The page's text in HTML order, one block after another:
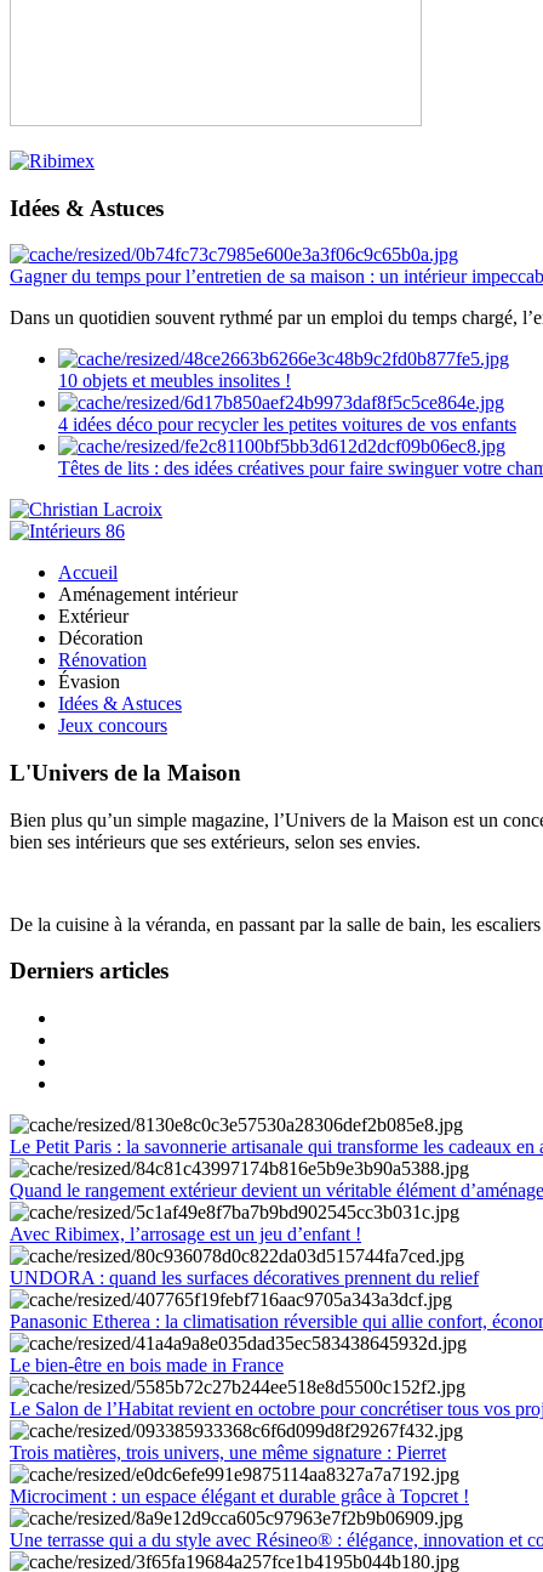
Idées & Astuces
Gagner du temps pour l’entretien de sa maison : un intérieur
Dans un quotidien souvent rythmé par un emploi du temps chargé,
10 objets et meubles insolites !
4 idées déco pour recycler les petites voitures de vos enfants
Têtes de lits : des idées créatives pour faire swinguer votre
Accueil
Aménagement intérieur
Extérieur
Décoration
Rénovation
Évasion
Idées & Astuces
Jeux concours
L'Univers de la Maison
Bien plus qu’un simple magazine, l’Univers de la Maison est un
bien ses intérieurs que ses extérieurs, selon ses envies.
De la cuisine à la véranda, en passant par la salle de bain, les
Derniers articles
Le Petit Paris : la savonnerie artisanale qui transforme les cadeaux en
Quand le rangement extérieur devient un véritable élément
Avec Ribimex, l’arrosage est un jeu d’enfant !
UNDORA : quand les surfaces décoratives prennent du relief
Panasonic Etherea : la climatisation réversible qui allie confort,
Le bien-être en bois made in France
Le Salon de l’Habitat revient en octobre pour concrétiser tous vos
Trois matières, trois univers, une même signature : Pierret
Microciment : un espace élégant et durable grâce à Topcret !
Une terrasse qui a du style avec Résineo® : élégance, innovation et